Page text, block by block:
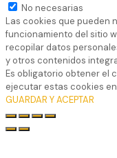
No necesarias
Las cookies que pueden
funcionamiento del sitio
recopilar datos
y otros contenidos
Es obligatorio obtener el
ejecutar estas cookies
GUARDAR Y ACEPTAR